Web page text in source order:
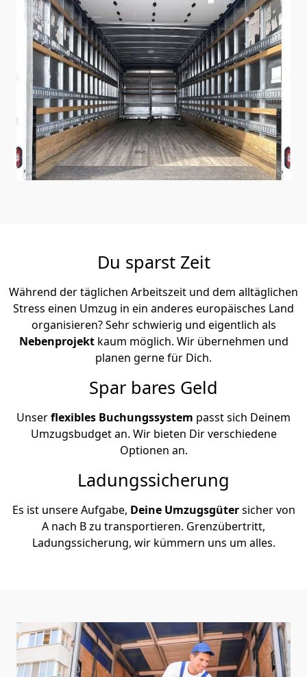
Du sparst Zeit
Während der täglichen Arbeitszeit und dem alltäglichen
Stress einen Umzug in ein anderes europäisches Land
organisieren? Sehr schwierig und eigentlich als
Nebenprojekt kaum möglich. Wir übernehmen und
planen gerne für Dich.
Spar bares Geld
Unserflexibles Buchungssystem passt sich Deinem
Umzugsbudget an. Wir bieten Dir verschiedene
Optionen an.
Ladungssicherung
Es ist unsere Aufgabe, Deine Umzugsgütersicher von
A nach B zu transportieren. Grenzübertritt,
Ladungssicherung, wir kümmern uns um alles.